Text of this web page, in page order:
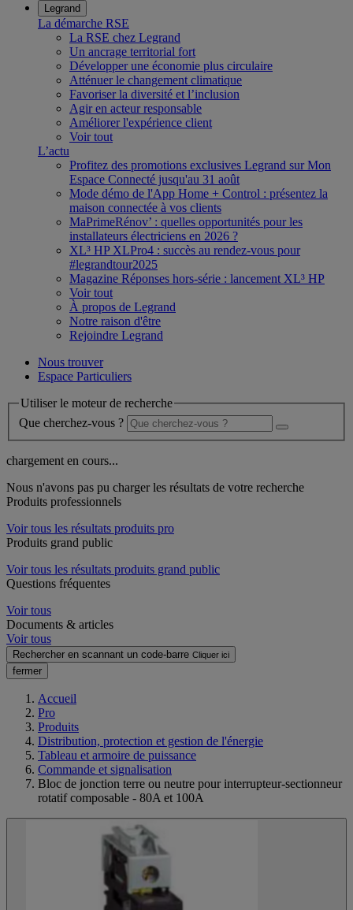
Legrand
La démarche RSE
La RSE chez Legrand
Un ancrage territorial fort
Développer une économie plus circulaire
Atténuer le changement climatique
Favoriser la diversité et l’inclusion
Agir en acteur responsable
Améliorer l'expérience client
Voir tout
L’actu
Profitez des promotions exclusives Legrand sur Mon
Espace Connecté jusqu'au 31 août
Mode démo de l'App Home + Control : présentez la
maison connectée à vos clients
MaPrimeRénov’ : quelles opportunités pour les
installateurs électriciens en 2026 ?
XL³ HP XLPro4 : succès au rendez-vous pour
#legrandtour2025
Magazine Réponses hors-série : lancement XL³ HP
Voir tout
À propos de Legrand
Notre raison d'être
Rejoindre Legrand
Nous trouver
Espace Particuliers
Utiliser le moteur de recherche
Que cherchez-vous ?
chargement en cours...
Nous n'avons pas pu charger les résultats de votre recherche
Produits professionnels
Voir tous les résultats produits pro
Produits grand public
Voir tous les résultats produits grand public
Questions fréquentes
Voir tous
Documents & articles
Voir tous
Rechercher en scannant un code-barre Cliquer ici
fermer
Accueil
Pro
Produits
Distribution, protection et gestion de l'énergie
Tableau et armoire de puissance
Commande et signalisation
Bloc de jonction terre ou neutre pour interrupteur-sectionneur
rotatif composable - 80A et 100A